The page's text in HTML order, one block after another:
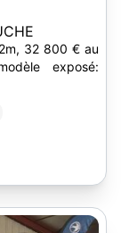
32 800 € au
exposé: